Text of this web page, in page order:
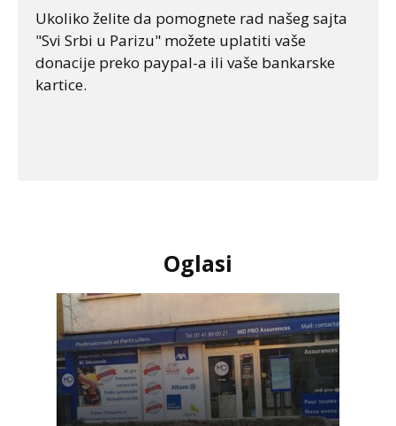
Ukoliko želite da pomognete rad našeg sajta
"Svi Srbi u Parizu" možete uplatiti vaše
donacije preko paypal-a ili vaše bankarske
kartice.
Oglasi